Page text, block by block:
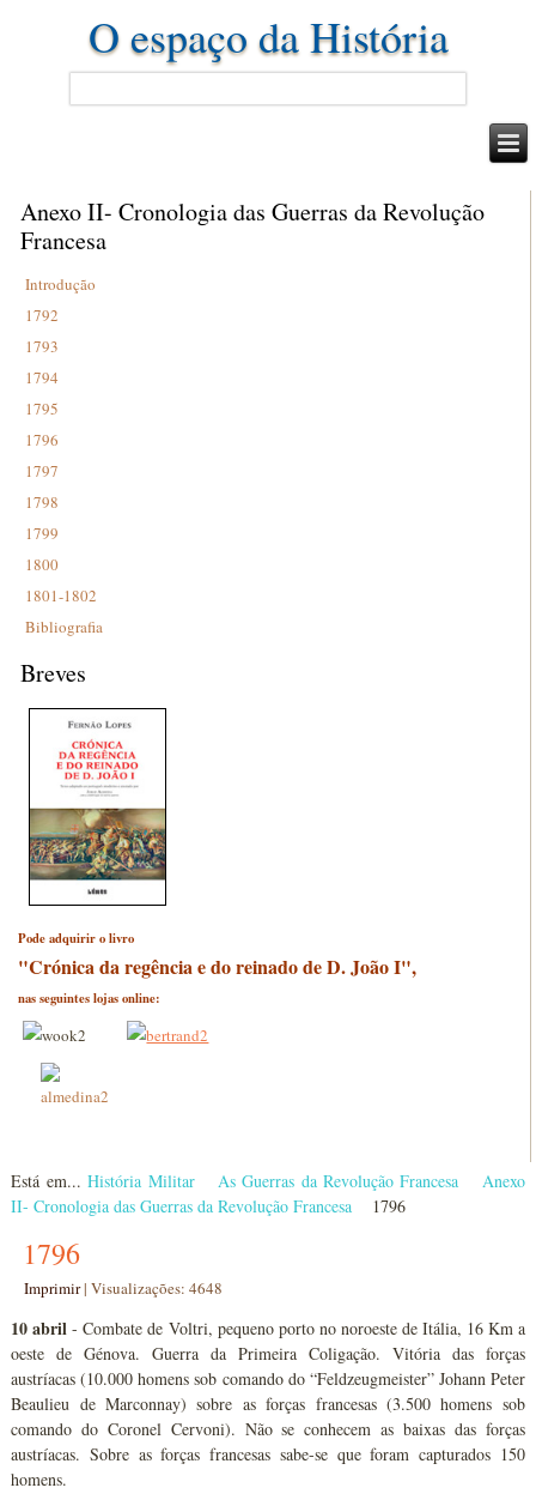
O espaço da História
Anexo II- Cronologia das Guerras da Revolução
Francesa
Introdução
1792
1793
1794
1795
1796
1797
1798
1799
1800
1801-1802
Bibliografia
Breves
Pode adquirir o livro
"Crónica da regência e do reinado de D. João I",
nas seguintes lojas online:
Está em...História Militar As Guerras da Revolução Francesa
Anexo
II- Cronologia das Guerras da Revolução Francesa
1796
1796
Imprimir|Visualizações: 4648
10 abril - Combate de Voltri, pequeno porto no noroeste de Itália, 16 Km a
oeste de Génova. Guerra da Primeira Coligação. Vitória das forças
austríacas (10.000 homens sob comando do “Feldzeugmeister” Johann Peter
Beaulieu de Marconnay) sobre as forças francesas (3.500 homens sob
comando do Coronel Cervoni). Não se conhecem as baixas das forças
austríacas. Sobre as forças francesas sabe-se que foram capturados 150
homens.